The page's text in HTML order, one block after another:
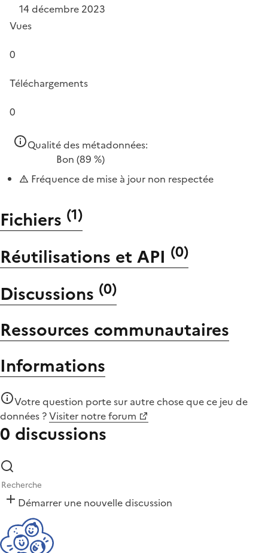
14 décembre 2023
Vues
0
Téléchargements
0
Qualité des métadonnées:
Bon (89 %)
Fréquence de mise à jour non respectée
Fichiers (1)
Réutilisations et API (0)
Discussions (0)
Ressources communautaires
Informations
Votre question porte sur autre chose quece jeu de
données ?Visiter notre forum
0 discussions
Démarrer une nouvelle discussion